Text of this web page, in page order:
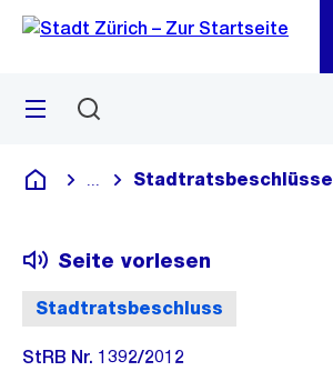
Navigation
Sprunglink
Menü
Deutsch
Blende alle Breadcrumbs ein
Stadtratsbeschlüsse
Stadtratsbeschluss
Seite vorlesen
StRB Nr. 1392/2012